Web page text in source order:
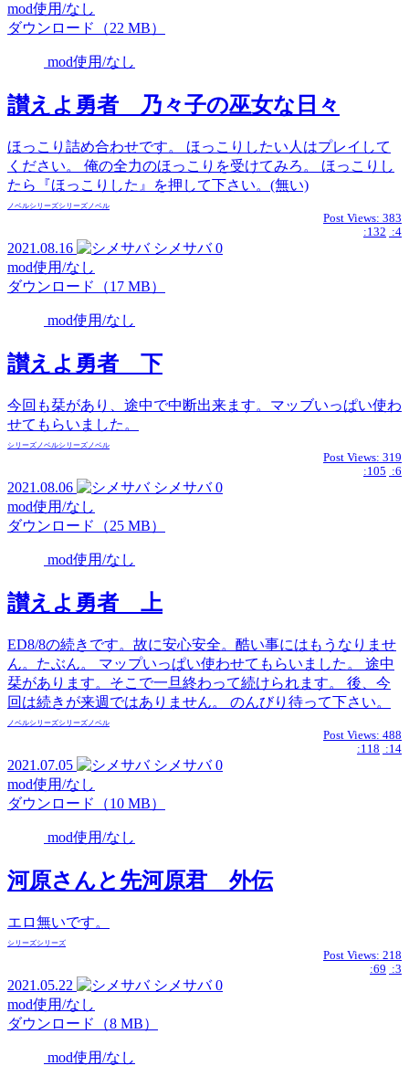
mod使用/なし
ダウンロード（22 MB）
mod使用/なし
讃えよ勇者 乃々子の巫女な日々
ほっこり詰め合わせです。 ほっこりしたい人はプレイして
ください。 俺の全力のほっこりを受けてみろ。 ほっこりし
たら『ほっこりした』を押して下さい。(無い)
ノベルシリーズシリーズノベル
Post Views: 383
:132 :4
2021.08.16 シメサバ 0
mod使用/なし
ダウンロード（17 MB）
mod使用/なし
讃えよ勇者 下
今回も栞があり、途中で中断出来ます。マッブいっぱい使わ
せてもらいました。
シリーズノベルシリーズノベル
Post Views: 319
:105 :6
2021.08.06 シメサバ 0
mod使用/なし
ダウンロード（25 MB）
mod使用/なし
讃えよ勇者 上
ED8/8の続きです。故に安心安全。酷い事にはもうなりませ
ん。たぶん。 マップいっぱい使わせてもらいました。 途中
栞があります。そこで一旦終わって続けられます。 後、今
回は続きが来週ではありません。 のんびり待って下さい。
ノベルシリーズシリーズノベル
Post Views: 488
:118 :14
2021.07.05 シメサバ 0
mod使用/なし
ダウンロード（10 MB）
mod使用/なし
河原さんと先河原君 外伝
エロ無いです。
シリーズシリーズ
Post Views: 218
:69 :3
2021.05.22 シメサバ 0
mod使用/なし
ダウンロード（8 MB）
mod使用/なし